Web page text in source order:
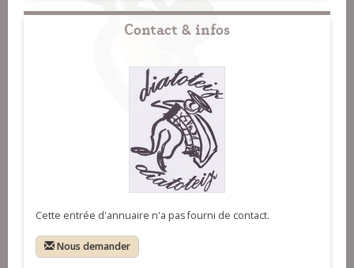
Contact & infos
Cette entrée d'annuaire n'a pas fourni de contact.
Nous demander